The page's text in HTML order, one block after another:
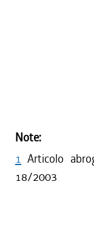
Note:
1 Articolo
18/2003